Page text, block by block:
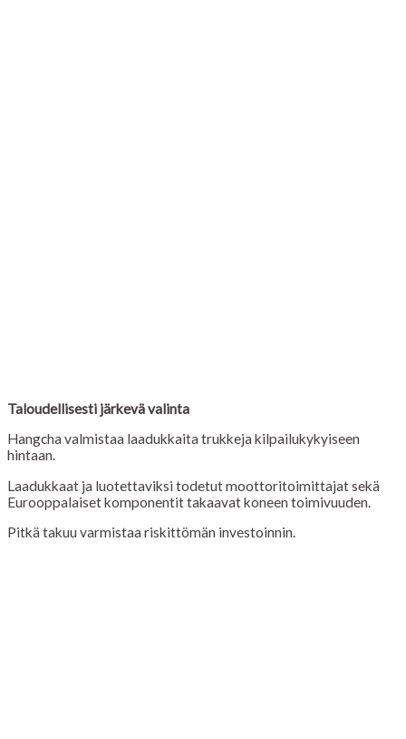
Taloudellisesti järkevä valinta
Hangcha valmistaa laadukkaita trukkeja kilpailukykyiseen
hintaan.
Laadukkaat ja luotettaviksi todetut moottoritoimittajat sekä
Eurooppalaiset komponentit takaavat koneen toimivuuden.
Pitkä takuu varmistaa riskittömän investoinnin.